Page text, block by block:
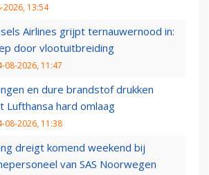
2026, 13:54
Airlines grijpt ternauwernood in:
door vlootuitbreiding
08-2026, 11:47
en dure brandstof drukken
Lufthansa hard omlaag
08-2026, 11:38
dreigt komend weekend bij
van SAS Noorwegen